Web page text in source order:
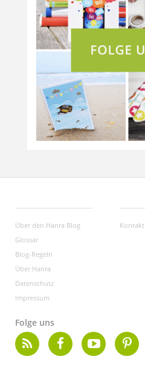
Über den Hanra Blog
Glossar
Blog-Regeln
Über Hanra
Datenschutz
Impressum
Kontakt
Folge uns